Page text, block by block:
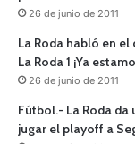
26 de junio de 2011
La Roda habló en
La Roda 1 ¡Ya
26 de junio de 2011
Fútbol.- La Roda da
jugar el playoff a